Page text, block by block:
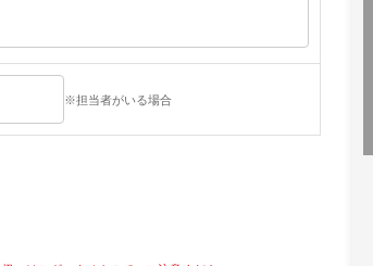
※担当者がいる場合